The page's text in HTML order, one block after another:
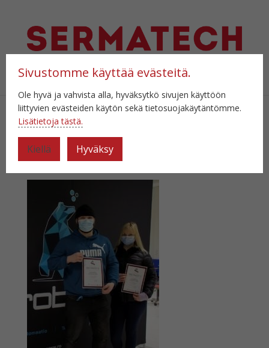
Select Page
kakkoset-2
Sivustomme käyttää evästeitä.
Ole hyvä ja vahvista alla, hyväksytkö sivujen käyttöön
liittyvien evästeiden käytön sekä tietosuojakäytäntömme.
Lisätietoja tästä.
Kiellä Hyväksy